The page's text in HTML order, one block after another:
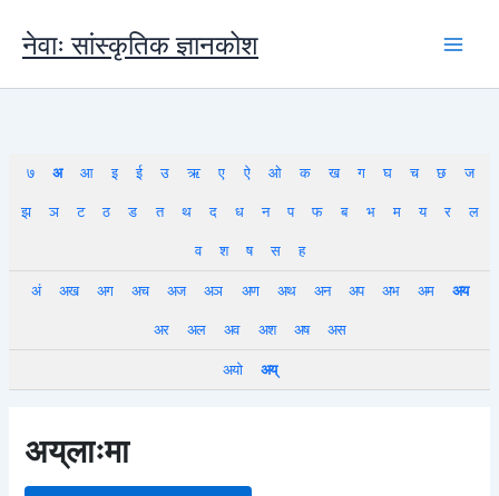
content
नेवाः सांस्कृतिक ज्ञानकोश
७ अ आ इ ई उ ऋ ए ऐ ओ क ख ग घ च छ
ज
झ
ञ ट ठ ड त थ द ध न प फ ब भ म य र
ल
व
श ष स
ह
अं
अख अग अच अज अञ अण अथ अन अप अभ अम
अय
अर
अल अव अश अष
अस
अयो
अय्
अय्‌लाःमा